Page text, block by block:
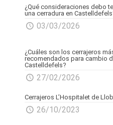
¿Qué consideraciones debo
una cerradura en
03/03/2026
¿Cuáles son los cerrajeros
recomendados para cambio
Castelldefels?
27/02/2026
Cerrajeros L’Hospitalet de
26/10/2023